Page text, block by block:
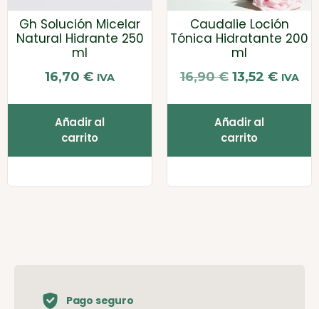
Gh Solución Micelar
Natural Hidrante 250
ml
16,70 € IVA
Añadir al
carrito
Caudalie Loción
Tónica Hidratante 200
ml
16,90€ 13,52 € IVA
Añadir al
carrito
Pago seguro